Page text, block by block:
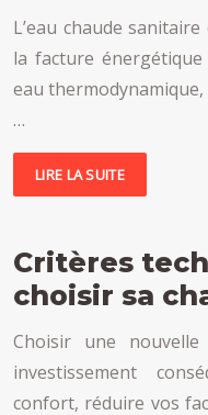
L’eau chaude sanitaire
la facture
eau
…
LIRE LA SUITE
Critères
choisir sa
Choisir une
investissement
confort, réduire vos